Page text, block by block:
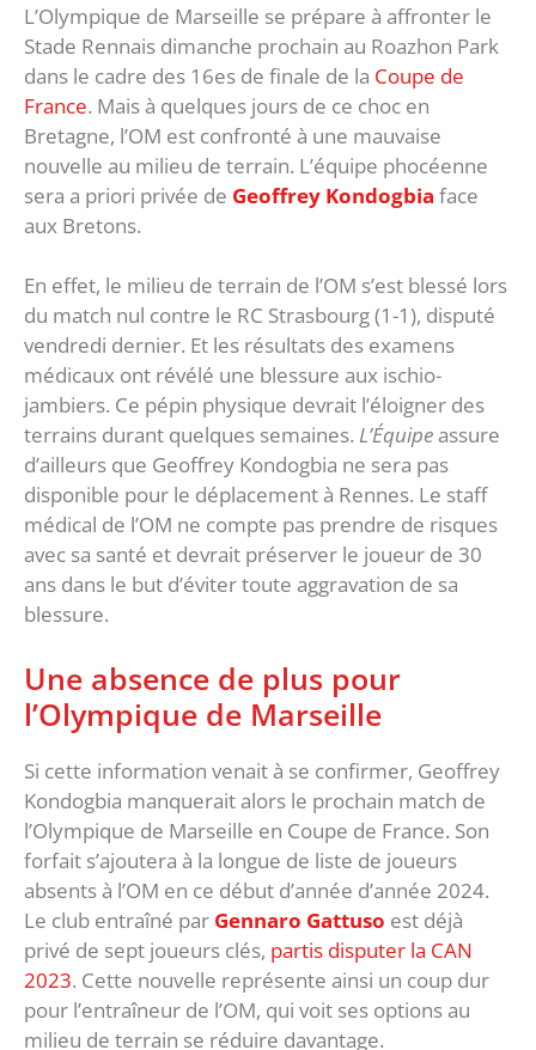
L’Olympique de Marseille se prépare à affronter le
Stade Rennais dimanche prochain au Roazhon Park
dans le cadre des 16es de finale de la Coupe de
France. Mais à quelques jours de ce choc en
Bretagne, l’OM est confronté à une mauvaise
nouvelle au milieu de terrain. L’équipe phocéenne
sera a priori privée de Geoffrey Kondogbia face
aux Bretons.
En effet, le milieu de terrain de l’OM s’est blessé lors
du match nul contre le RC Strasbourg (1-1), disputé
vendredi dernier. Et les résultats des examens
médicaux ont révélé une blessure aux ischio-
jambiers. Ce pépin physique devrait l’éloigner des
terrains durant quelques semaines. L’Équipeassure
d’ailleurs que Geoffrey Kondogbia ne sera pas
disponible pour le déplacement à Rennes. Le staff
médical de l’OM ne compte pas prendre de risques
avec sa santé et devrait préserver le joueur de 30
ans dans le but d’éviter toute aggravation de sa
blessure.
Une absence de plus pour
l’Olympique de Marseille
Si cette information venait à se confirmer, Geoffrey
Kondogbia manquerait alors le prochain match de
l’Olympique de Marseille en Coupe de France. Son
forfait s’ajoutera à la longue de liste de joueurs
absents à l’OM en ce début d’année d’année 2024.
Le club entraîné par Gennaro Gattuso est déjà
privé de sept joueurs clés, partis disputer la CAN
2023. Cette nouvelle représente ainsi un coup dur
pour l’entraîneur de l’OM, qui voit ses options au
milieu de terrain se réduire davantage.